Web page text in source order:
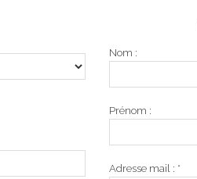
Nom :
Prénom :
Adresse mail : *